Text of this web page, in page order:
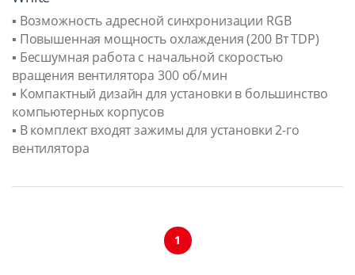
▪ Возможность адресной синхронизации RGB
▪ Повышенная мощность охлаждения (200 Вт TDP)
▪ Бесшумная работа с начальной скоростью
вращения вентилятора 300 об/мин
▪ Компактный дизайн для установки в большинство
компьютерных корпусов
▪ В комплект входят зажимы для установки 2-го
вентилятора
1